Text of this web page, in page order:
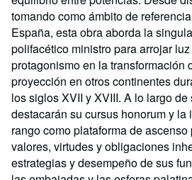
tomando como ámbito de
España, esta obra aborda la
polifacético ministro para arrojar
protagonismo en la transformación
proyección en otros continentes
los siglos XVII y XVIII. A lo largo
destacarán su cursus honorum y
rango como plataforma de
valores, virtudes y obligaciones
estrategias y desempeño de sus